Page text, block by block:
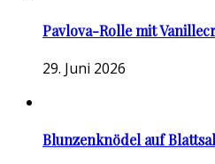
Pavlova-Rolle mit
29. Juni 2026
Blunzenknödel auf